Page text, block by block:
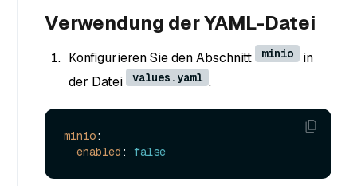
Verwendung der YAML-Datei
Konfigurieren Sie den Abschnitt minio
in
der Datei
values.yaml .
minio:
enabled : false